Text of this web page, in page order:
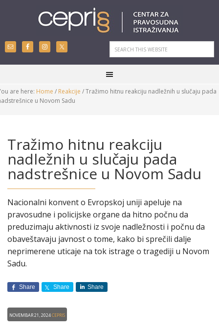
are here: Home / Reakcije /Tražimo hitnu reakciju nadležnih u slučaju pada
u Novom Sadu
Tražimo hitnu reakciju
nadležnih u slučaju pada
nadstrešnice u Novom Sadu
Nacionalni konvent o Evropskoj uniji apeluje na
pravosudne i policijske organe da hitno počnu da
preduzimaju aktivnosti iz svoje nadležnosti i počnu da
obaveštavaju javnost o tome, kako bi sprečili dalje
neprimerene uticaje na tok istrage o tragediji u Novom
Sadu.
Share Share Share
Novembar 21, 2024CEPRIS